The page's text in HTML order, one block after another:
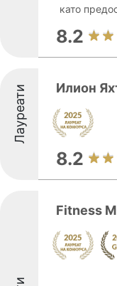
като
8.2
Лауреати Илион
8.2
Fitness